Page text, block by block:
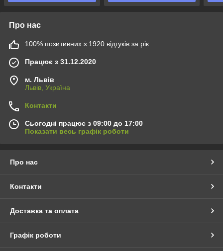
Про нас
100% позитивних з 1920 відгуків за рік
Працює з 31.12.2020
м. Львів
Львів, Україна
Контакти
Сьогодні працює з 09:00 до 17:00
Показати весь графік роботи
Про нас
Контакти
Доставка та оплата
Графік роботи